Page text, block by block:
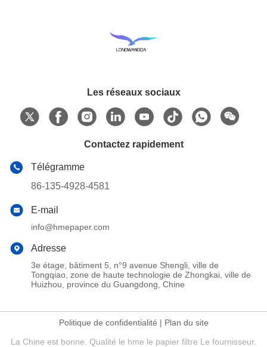
Les réseaux sociaux
Contactez rapidement
Télégramme
86-135-4928-4581
E-mail
info@hmepaper.com
Adresse
3e étage, bâtiment 5, n°9 avenue Shengli, ville de
Tongqiao, zone de haute technologie de Zhongkai, ville de
Huizhou, province du Guangdong, Chine
Politique de confidentialité | Plan du site
La Chine est bonne. Qualité le hme le papier filtre Le fournisseur.